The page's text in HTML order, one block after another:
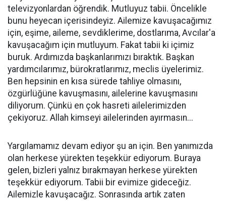
televizyonlardan öğrendik. Mutluyuz tabii. Öncelikle
bunu heyecan içerisindeyiz. Ailemize kavuşacağımız
için, eşime, aileme, sevdiklerime, dostlarıma, Avcılar'a
kavuşacağım için mutluyum. Fakat tabii ki içimiz
buruk. Ardımızda başkanlarımızı bıraktık. Başkan
yardımcılarımız, bürokratlarımız, meclis üyelerimiz.
Ben hepsinin en kısa sürede tahliye olmasını,
özgürlüğüne kavuşmasını, ailelerine kavuşmasını
diliyorum. Çünkü en çok hasreti ailelerimizden
çekiyoruz. Allah kimseyi ailelerinden ayırmasın...
Yargılamamız devam ediyor şu an için. Ben yanımızda
olan herkese yürekten teşekkür ediyorum. Buraya
gelen, bizleri yalnız bırakmayan herkese yürekten
teşekkür ediyorum. Tabii bir evimize gideceğiz.
Ailemizle kavuşacağız. Sonrasında artık zaten